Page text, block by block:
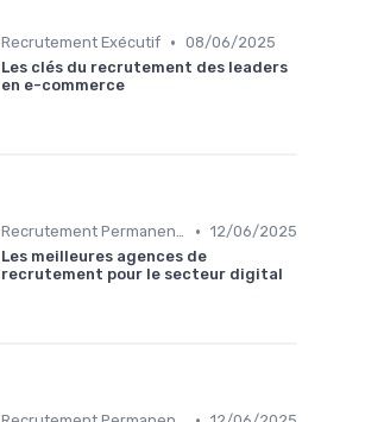
Recrutement Exécutif • 08/06/2025
Les clés du recrutement des leaders
en e-commerce
Recrutement Permanent et Temporaire • 12/06/2025
Les meilleures agences de
recrutement pour le secteur digital